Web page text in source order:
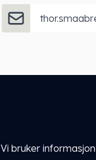
Vi bruker